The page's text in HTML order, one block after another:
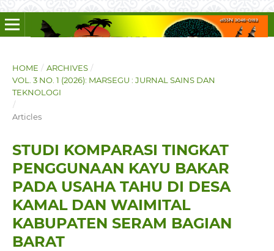
HOME / ARCHIVES /
VOL. 3 NO. 1 (2026): MARSEGU : JURNAL SAINS DAN
TEKNOLOGI
/
Articles
STUDI KOMPARASI TINGKAT
PENGGUNAAN KAYU BAKAR
PADA USAHA TAHU DI DESA
KAMAL DAN WAIMITAL
KABUPATEN SERAM BAGIAN
BARAT